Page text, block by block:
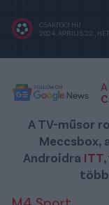
CSAKFOCI.HU
2024. ÁPRILIS 22.,
A TV-műsor
Meccsbox,
Androidra ITT